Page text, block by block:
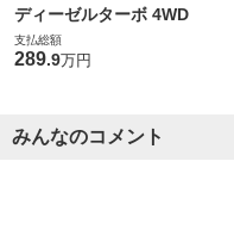
ディーゼルターボ 4WD
支払総額
289.9万円
みんなのコメント